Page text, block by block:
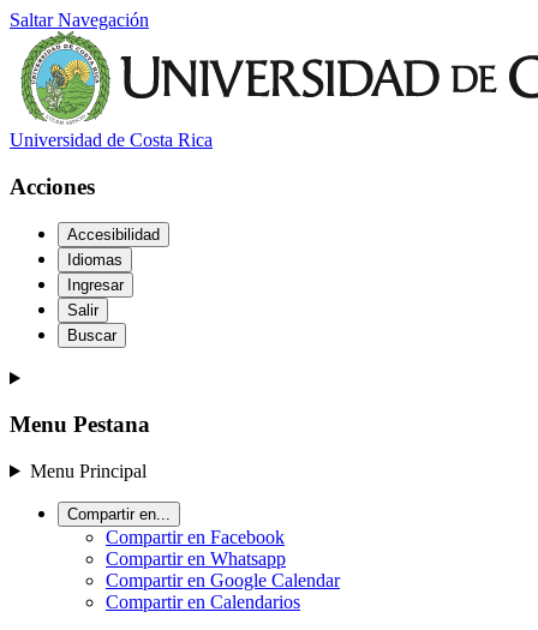
Saltar Navegación
Universidad de Costa Rica
Acciones
Accesibilidad
Idiomas
Ingresar
Salir
Buscar
Menu Pestana
Menu Principal
Compartir en...
Compartir en Facebook
Compartir en Whatsapp
Compartir en Google Calendar
Compartir en Calendarios